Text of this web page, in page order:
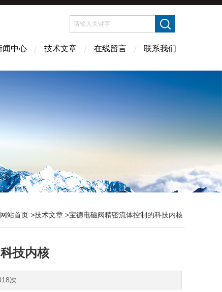
闻中心 技术文章 在线留言 联系我们
网站首页 >技术文章 >宝德电磁阀精密流体控制的科技内核
技内核
次